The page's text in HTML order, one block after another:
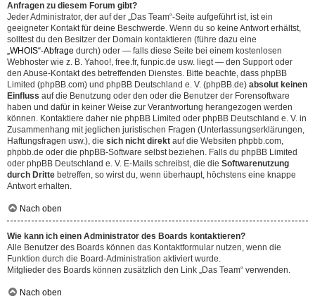
Anfragen zu diesem Forum gibt?
Jeder Administrator, der auf der „Das Team“-Seite aufgeführt ist, ist ein
geeigneter Kontakt für deine Beschwerde. Wenn du so keine Antwort erhältst,
solltest du den Besitzer der Domain kontaktieren (führe dazu eine
„WHOIS“-Abfrage durch) oder — falls diese Seite bei einem kostenlosen
Webhoster wie z. B. Yahoo!, free.fr, funpic.de usw. liegt — den Support oder
den Abuse-Kontakt des betreffenden Dienstes. Bitte beachte, dass phpBB
Limited (phpBB.com) und phpBB Deutschland e. V. (phpBB.de) absolut keinen
Einfluss auf die Benutzung oder den oder die Benutzer der Forensoftware
haben und dafür in keiner Weise zur Verantwortung herangezogen werden
können. Kontaktiere daher nie phpBB Limited oder phpBB Deutschland e. V. in
Zusammenhang mit jeglichen juristischen Fragen (Unterlassungserklärungen,
Haftungsfragen usw.), die sich nicht direkt auf die Websiten phpbb.com,
phpbb.de oder die phpBB-Software selbst beziehen. Falls du phpBB Limited
oder phpBB Deutschland e. V. E-Mails schreibst, die die Softwarenutzung
durch Dritte betreffen, so wirst du, wenn überhaupt, höchstens eine knappe
Antwort erhalten.
Nach oben
Wie kann ich einen Administrator des Boards kontaktieren?
Alle Benutzer des Boards können das Kontaktformular nutzen, wenn die
Funktion durch die Board-Administration aktiviert wurde.
Mitglieder des Boards können zusätzlich den Link „Das Team“ verwenden.
Nach oben